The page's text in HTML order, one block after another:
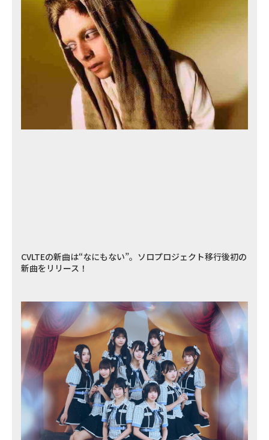
CVLTEの新曲は“なにもない”。ソロプロジェクト移行後初の
新曲をリリース！